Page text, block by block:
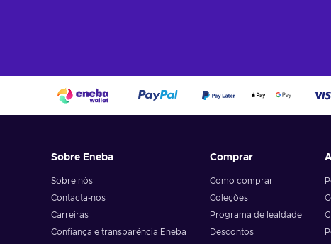
Sobre Eneba
Sobre nós
Contacta-nos
Carreiras
Confiança e transparência Eneba
Comprar
Como comprar
Coleções
Programa de lealdade
Descontos